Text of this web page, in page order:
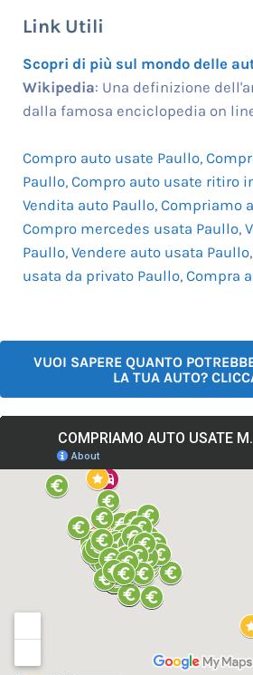
Link Utili
Scopri di più sul mondo delle
Wikipedia: Una definizione
dalla famosa enciclopedia on
Compro auto usate Paullo,
Paullo, Compro auto usate ritiro
Vendita auto Paullo, Compriamo
Compro mercedes usata Paullo,
Paullo, Vendere auto usata Paullo,
usata da privato Paullo, Compra
VUOI SAPERE QUANTO
LA TUA AUTO?